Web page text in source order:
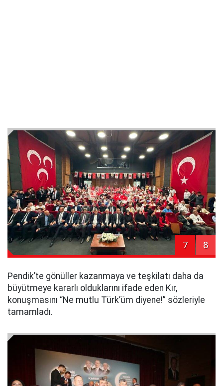
7 8
Pendik’te gönüller kazanmaya ve teşkilatı daha da
büyütmeye kararlı olduklarını ifade eden Kır,
konuşmasını “Ne mutlu Türk’üm diyene!” sözleriyle
tamamladı.